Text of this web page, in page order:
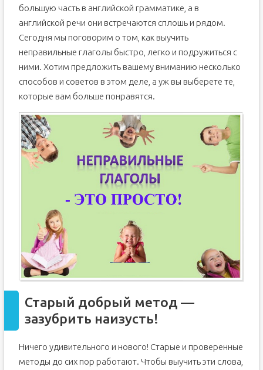
большую часть в английской грамматике, а в
английской речи они встречаются сплошь и рядом.
Сегодня мы поговорим о том, как выучить
неправильные глаголы быстро, легко и подружиться с
ними. Хотим предложить вашему вниманию несколько
способов и советов в этом деле, а уж вы выберете те,
которые вам больше понравятся.
Старый добрый метод —
зазубрить наизусть!
Ничего удивительного и нового! Старые и проверенные
методы до сих пор работают. Чтобы выучить эти слова,